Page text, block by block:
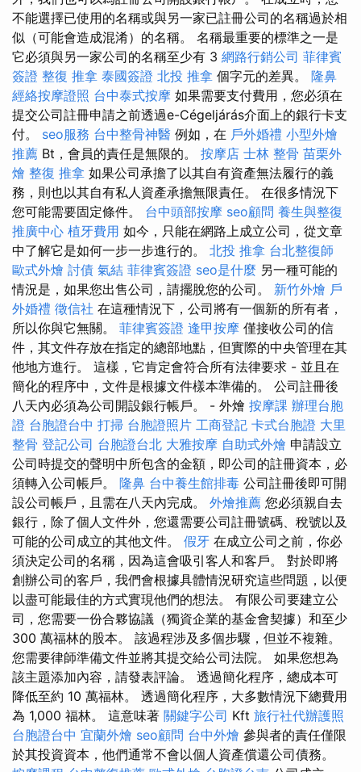
不能選擇已使用的名稱或與另一家已註冊公司的名稱過於相
似（可能會造成混淆）的名稱。 名稱最重要的標準之一是
它必須與另一家公司的名稱至少有 3 網路行銷公司 菲律賓
簽證 整復 推拿 泰國簽證 北投 推拿 個字元的差異。 隆鼻
經絡按摩證照 台中泰式按摩 如果需要支付費用，您必須在
提交公司註冊申請之前透過e-Cégeljárás介面上的銀行卡支
付。 seo服務 台中整骨神醫 例如，在 戶外婚禮 小型外燴
推薦 Bt，會員的責任是無限的。 按摩店 士林 整骨 苗栗外
燴 整復 推拿 如果公司承擔了以其自有資產無法履行的義
務，則也以其自有私人資產承擔無限責任。 在很多情況下
您可能需要固定條件。 台中頭部按摩 seo顧問 養生與整復
推廣中心 植牙費用 如今，只能在網路上成立公司，從文章
中了解它是如何一步一步進行的。 北投 推拿 台北整復師
歐式外燴 討債 氣結 菲律賓簽證 seo是什麼 另一種可能的
情況是，如果您出售公司，請擺脫您的公司。 新竹外燴 戶
外婚禮 徵信社 在這種情況下，公司將有一個新的所有者，
所以你與它無關。 菲律賓簽證 逢甲按摩 僅接收公司的信
件，其文件存放在指定的總部地點，但實際的中央管理在其
他地方進行。 這樣，它肯定會符合所有法律要求 - 並且在
簡化的程序中，文件是根據文件樣本準備的。 公司註冊後
八天內必須為公司開設銀行帳戶。 - 外燴 按摩課 辦理台胞
證 台胞證台中 打掃 台胞證照片 工商登記 卡式台胞證 大里
整骨 登記公司 台胞證台北 大雅按摩 自助式外燴 申請設立
公司時提交的聲明中所包含的金額，即公司的註冊資本，必
須轉入公司帳戶。 隆鼻 台中養生館排毒 公司註冊後即可開
設公司帳戶，且需在八天內完成。 外燴推薦 您必須親自去
銀行，除了個人文件外，您還需要公司註冊號碼、稅號以及
可能的公司成立的其他文件。 假牙 在成立公司之前，你必
須決定公司的名稱，因為這會吸引客人和客戶。 對於即將
創辦公司的客戶，我們會根據具體情況研究這些問題，以便
以盡可能最佳的方式實現他們的想法。 有限公司要建立公
司，您需要一份合夥協議（獨資企業的基金會契據）和至少
300 萬福林的股本。 該過程涉及多個步驟，但並不複雜。
您需要律師準備文件並將其提交給公司法院。 如果您想為
該主題添加內容，請發表評論。 透過簡化程序，總成本可
降低至約 10 萬福林。 透過簡化程序，大多數情況下總費用
為 1,000 福林。 這意味著 關鍵字公司 Kft 旅行社代辦護照
台胞證台中 宜蘭外燴 seo顧問 台中外燴 參與者的責任僅限
於其投資資本，他們通常不會以個人資產償還公司債務。